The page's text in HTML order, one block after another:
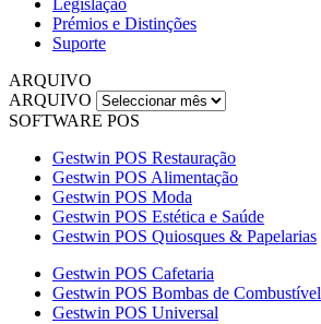
Legislação
Prémios e Distinções
Suporte
ARQUIVO
ARQUIVO
SOFTWARE POS
Gestwin POS Restauração
Gestwin POS Alimentação
Gestwin POS Moda
Gestwin POS Estética e Saúde
Gestwin POS Quiosques & Papelarias
Gestwin POS Cafetaria
Gestwin POS Bombas de Combustível
Gestwin POS Universal